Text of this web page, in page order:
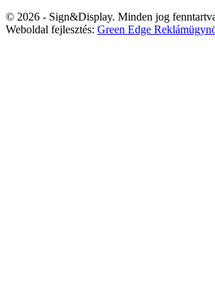
© 2026 - Sign&Display. Minden jog
Weboldal fejlesztés: Green Edge